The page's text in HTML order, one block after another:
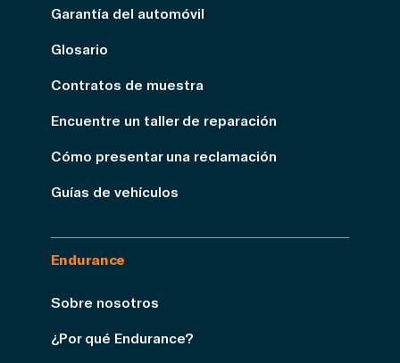
Garantía del automóvil
Glosario
Contratos de muestra
Encuentre un taller de reparación
Cómo presentar una reclamación
Guías de vehículos
Endurance
Sobre nosotros
¿Por qué Endurance?